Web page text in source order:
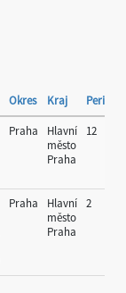
Okres Kraj
Praha
Hlavní
město
Praha
12
Praha
Hlavní
město
Praha
2